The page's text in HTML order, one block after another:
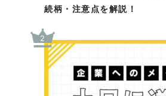
続柄・注意点を解説！
2